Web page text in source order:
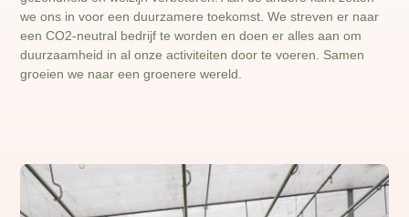
we ons in voor een duurzamere toekomst. We streven er naar
een CO2-neutral bedrijf te worden en doen er alles aan om
duurzaamheid in al onze activiteiten door te voeren. Samen
groeien we naar een groenere wereld.